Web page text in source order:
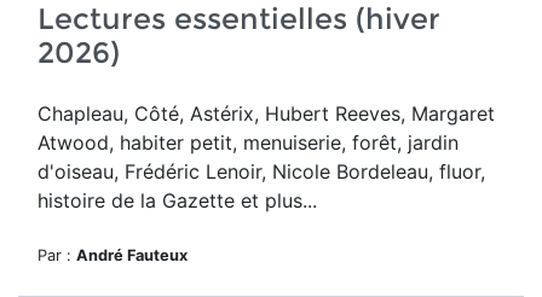
Lectures essentielles (hiver
2026)
Chapleau, Côté, Astérix, Hubert Reeves, Margaret
Atwood, habiter petit, menuiserie, forêt, jardin
d'oiseau, Frédéric Lenoir, Nicole Bordeleau, fluor,
histoire de la Gazette et plus...
Par : André Fauteux